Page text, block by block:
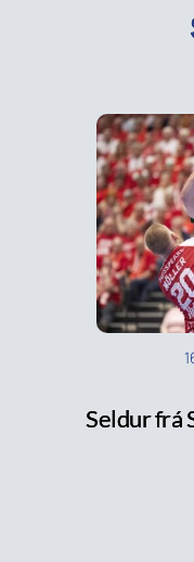
Seldur frá